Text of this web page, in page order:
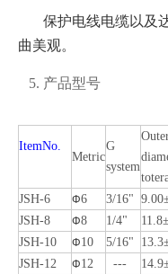
保护电线电缆以及
曲美观。
5. 产品型号
ItemNo.
Metric
G
system
JSH-6 Φ6 3/16"
JSH-8
Φ8 1/4"
JSH-10
Φ10 5/16"
JSH-12
Φ12 ---